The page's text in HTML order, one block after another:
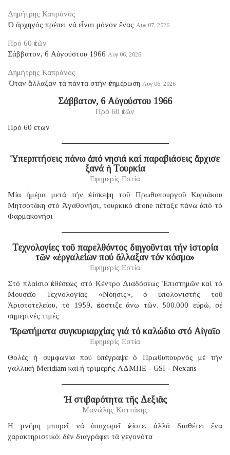
Δημήτρης Καπράνος
Ὁ ἀρχηγός πρέπει νά εἶναι μόνον ἕνας Αυγ 07, 2026
Πρό 60 ἐτῶν
Σάββατον, 6 Αὐγούστου 1966 Αυγ 06, 2026
Δημήτρης Καπράνος
Ὅταν ἄλλαξαν τά πάντα στήν ἐνημέρωση Αυγ 06, 2026
Σάββατον, 6 Αὐγούστου 1966
Πρό 60 ἐτῶν
Πρό 60 ετων
Ὑπερπτήσεις πάνω ἀπό νησιά καί παραβιάσεις ἄρχισε
ξανά ἡ Τουρκία
Εφημερίς Εστία
Μία ἡμέρα μετά τήν ἐπίσκεψη τοῦ Πρωθυπουργοῦ Κυριάκου
Μητσοτάκη στό Ἀγαθονήσι, τουρκικό drone πέταξε πάνω ἀπό τό
Φαρμακονήσι
Τεχνολογίες τοῦ παρελθόντος διηγοῦνται τήν ἱστορία
τῶν «ἐργαλείων πού ἄλλαξαν τόν κόσμο»
Εφημερίς Εστία
Στό πλαίσιο ἐκθέσεως στό Κέντρο Διαδόσεως Ἐπιστημῶν καί τό
Μουσεῖο Τεχνολογίας «Νόησις», ὁ ὑπολογιστής τοῦ
Ἀριστοτελείου, τό 1959, ἐκόστιζε ἄνω τῶν. 500.000 εὐρώ, σέ
σημερινές τιμές
Ἐρωτήματα συγκυριαρχίας γιά τό καλώδιο στό Αἰγαῖο
Εφημερίς Εστία
Θολές ἡ συμφωνία πού ὑπέγραψε ὁ Πρωθυπουργός μέ τήν
γαλλική Μeridiam καί ἡ τριμερής ΑΔΜΗΕ - GSI - Nexans
Ἡ στιβαρότητα τῆς Δεξιᾶς
Μανώλης Κοττάκης
H μνήμη μπορεῖ νά ὑποχωρεῖ ἐνίοτε, ἀλλά διαθέτει ἕνα
χαρακτηριστικό: δέν διαγράφει τά γεγονότα